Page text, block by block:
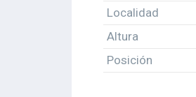
Localidad
Altura
Posición